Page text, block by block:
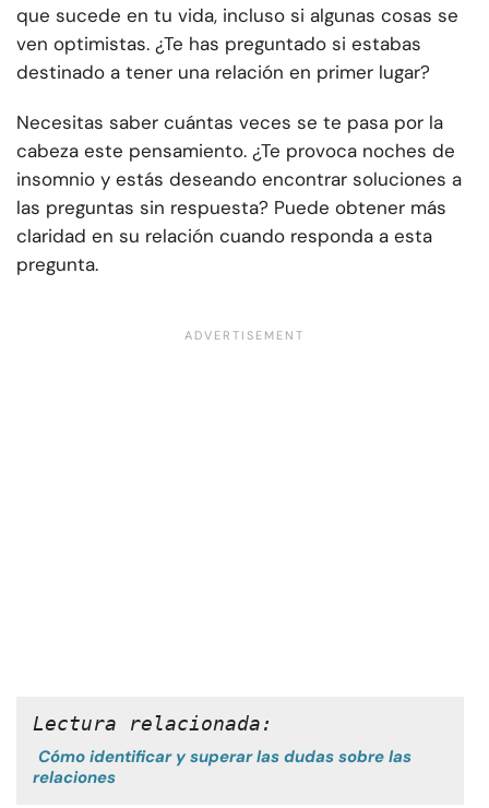
que sucede en tu vida, incluso si algunas cosas se
ven optimistas. ¿Te has preguntado si estabas
destinado a tener una relación en primer lugar?
Necesitas saber cuántas veces se te pasa por la
cabeza este pensamiento. ¿Te provoca noches de
insomnio y estás deseando encontrar soluciones a
las preguntas sin respuesta? Puede obtener más
claridad en su relación cuando responda a esta
pregunta.
Lectura relacionada:
Cómo identificar y superar las dudas sobre las
relaciones